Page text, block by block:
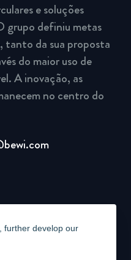
further develop our
e soluções
grupo definiu metas
tanto da sua proposta
do maior uso de
A inovação, as
no centro do